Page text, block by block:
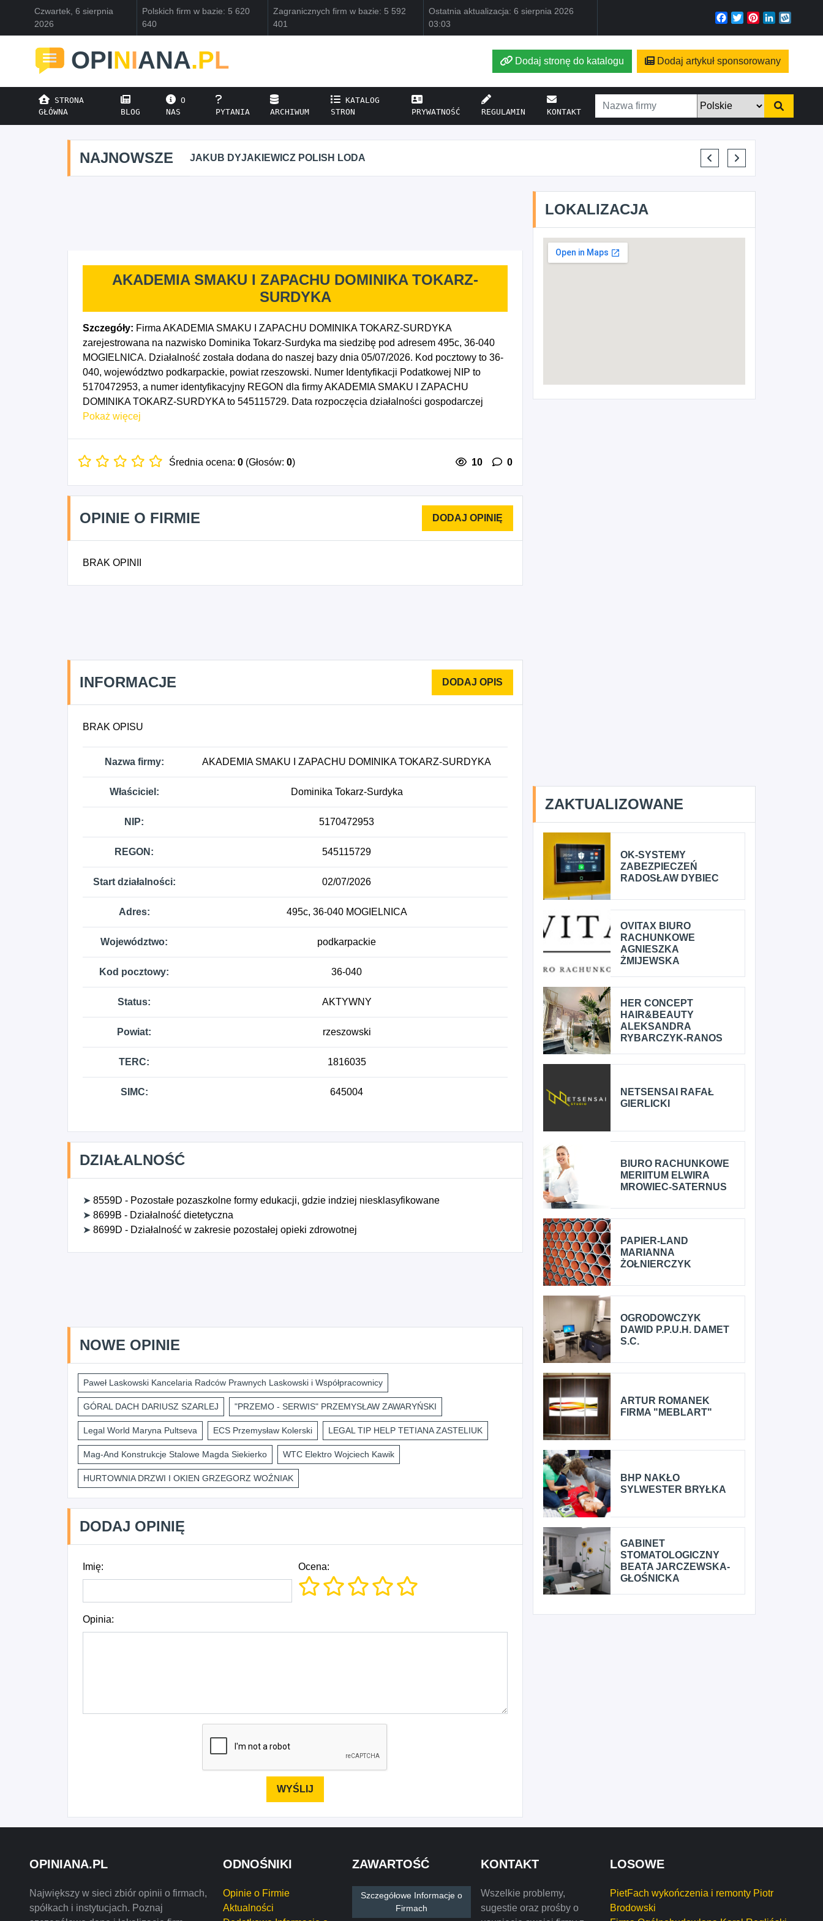
Czwartek, 6 sierpnia
2026
Polskich firm w bazie: 5 620
640
Zagranicznych firm w bazie: 5 592
401
Ostatnia aktualizacja: 6 sierpnia 2026
03:03
Facebook
TwitterPinterest
LinkedIn
OPINIANA.PL Dodaj stronę do katalogu Dodaj artykuł sponsorowany
STRONA
GŁÓWNA
BLOG
O
NAS
PYTANIA ARCHIWUM
KATALOG
STRON
PRYWATNOŚĆ REGULAMIN KONTAKT
NAJNOWSZE JAKUB DYJAKIEWICZ POLISH LODA ELENA MAKARCHIK
AKADEMIA SMAKU I ZAPACHU DOMINIKA TOKARZ-
SURDYKA
Szczegóły: Firma AKADEMIA SMAKU I ZAPACHU DOMINIKA TOKARZ-SURDYKA
zarejestrowana na nazwisko Dominika Tokarz-Surdyka ma siedzibę pod adresem 495c, 36-040
MOGIELNICA. Działalność została dodana do naszej bazy dnia 05/07/2026. Kod pocztowy to 36-
040, województwo podkarpackie, powiat rzeszowski. Numer Identyfikacji Podatkowej NIP to
5170472953, a numer identyfikacyjny REGON dla firmy AKADEMIA SMAKU I ZAPACHU
DOMINIKA TOKARZ-SURDYKA to 545115729. Data rozpoczęcia działalności gospodarczej
przypada na dzień 02/07/2026. Wybrane kody PKD to: 8559D - Pozostałe pozaszkolne formy
Pokaż więcej
Średnia ocena: 0 (Głosów: 0) 10 0
OPINIE O FIRMIE
BRAK OPINII
INFORMACJE
BRAK OPISU
Nazwa firmy: AKADEMIA SMAKU I ZAPACHU DOMINIKA TOKARZ-SURDYKA
Właściciel: Dominika Tokarz-Surdyka
NIP: 5170472953
REGON: 545115729
Start działalności: 02/07/2026
Adres: 495c, 36-040 MOGIELNICA
Województwo: podkarpackie
Kod pocztowy: 36-040
Status: AKTYWNY
Powiat: rzeszowski
TERC: 1816035
SIMC: 645004
DZIAŁALNOŚĆ
➤ 8559D - Pozostałe pozaszkolne formy edukacji, gdzie indziej niesklasyfikowane
➤ 8699B - Działalność dietetyczna
➤ 8699D - Działalność w zakresie pozostałej opieki zdrowotnej
NOWE OPINIE
Paweł Laskowski Kancelaria Radców Prawnych Laskowski i Współpracownicy
GÓRAL DACH DARIUSZ SZARLEJ "PRZEMO - SERWIS" PRZEMYSŁAW ZAWARYŃSKI
Legal World Maryna Pultseva ECS Przemysław Kolerski LEGAL TIP HELP TETIANA ZASTELIUK
Mag-And Konstrukcje Stalowe Magda Siekierko WTC Elektro Wojciech Kawik
HURTOWNIA DRZWI I OKIEN GRZEGORZ WOŹNIAK
DODAJ OPINIĘ
Imię: Ocena:
Opinia:
LOKALIZACJA
ZAKTUALIZOWANE
OK-SYSTEMY
ZABEZPIECZEŃ
RADOSŁAW DYBIEC
OVITAX BIURO
RACHUNKOWE
AGNIESZKA
ŻMIJEWSKA
HER CONCEPT
HAIR&BEAUTY
ALEKSANDRA
RYBARCZYK-RANOS
NETSENSAI RAFAŁ
GIERLICKI
BIURO RACHUNKOWE
MERIITUM ELWIRA
MROWIEC-SATERNUS
PAPIER-LAND
MARIANNA
ŻOŁNIERCZYK
OGRODOWCZYK
DAWID P.P.U.H. DAMET
S.C.
ARTUR ROMANEK
FIRMA "MEBLART"
BHP NAKŁO
SYLWESTER BRYŁKA
GABINET
STOMATOLOGICZNY
BEATA JARCZEWSKA-
GŁOŚNICKA
OPINIANA.PL
Największy w sieci zbiór opinii o firmach,
spółkach i instytucjach. Poznaj
ODNOŚNIKI
Opinie o Firmie
Aktualności
ZAWARTOŚĆ
Szczegółowe Informacje o
Firmach
KONTAKT
Wszelkie problemy,
sugestie oraz prośby o
LOSOWE
PietFach wykończenia i remonty Piotr
Brodowski